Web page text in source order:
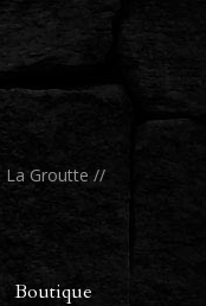
La Groutte //
Boutique